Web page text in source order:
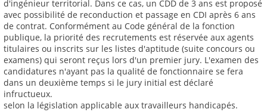
d'ingénieur territorial. Dans ce cas, un CDD de 3 ans est proposé
avec possibilité de reconduction et passage en CDI après 6 ans
de contrat. Conformément au Code général de la fonction
publique, la priorité des recrutements est réservée aux agents
titulaires ou inscrits sur les listes d'aptitude (suite concours ou
examens) qui seront reçus lors d'un premier jury. L'examen des
candidatures n'ayant pas la qualité de fonctionnaire se fera
dans un deuxième temps si le jury initial est déclaré
infructueux.
selon la législation applicable aux travailleurs handicapés.